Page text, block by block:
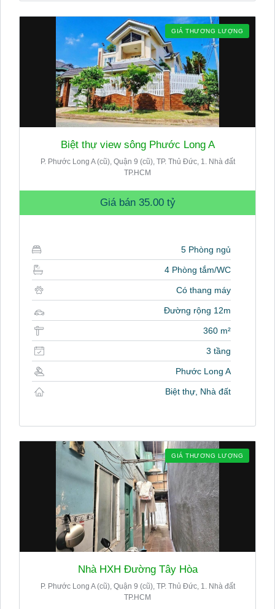
GIÁ THƯƠNG LƯỢNG
Biệt thự view sông Phước Long A
P. Phước Long A (cũ), Quận 9 (cũ), TP. Thủ Đức, 1. Nhà đất
TP.HCM
Giá bán 35.00 tỷ
5 Phòng ngủ
4 Phòng tắm/WC
Có thang máy
Đường rộng 12m
360 m²
3 tầng
Phước Long A
Biệt thự, Nhà đất
GIÁ THƯƠNG LƯỢNG
Nhà HXH Đường Tây Hòa
P. Phước Long A (cũ), Quận 9 (cũ), TP. Thủ Đức, 1. Nhà đất
TP.HCM